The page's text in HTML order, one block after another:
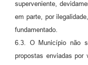
superveniente,
em parte, por
fundamentado.
6.3. O Município não
propostas enviadas por